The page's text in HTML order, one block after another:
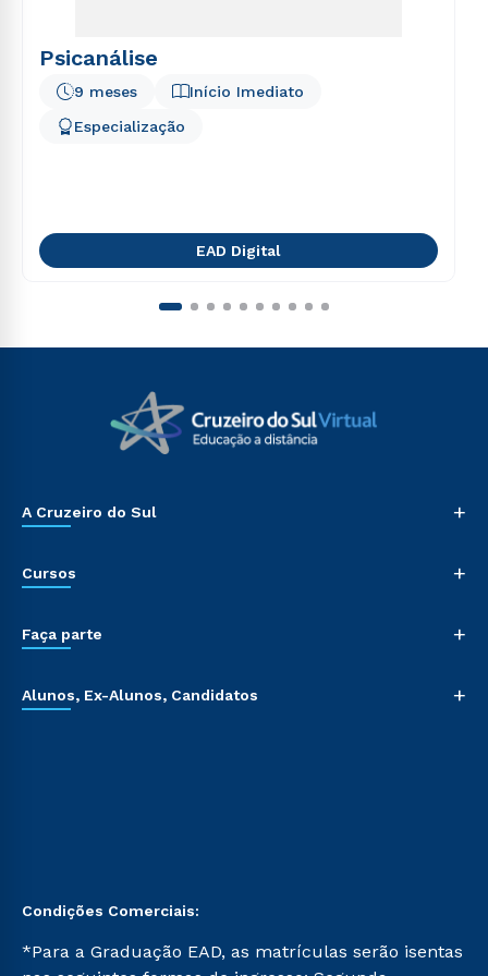
Psicanálise
Início Imediato
9 meses
Especialização
EAD Digital
A Cruzeiro do Sul +
Cursos +
Faça parte +
Alunos, Ex-Alunos, Candidatos +
Condições Comerciais:
*Para a Graduação EAD, as matrículas serão isentas